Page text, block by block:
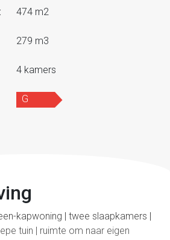
474 m2
279 m3
4 kamers
G
kapwoning | twee slaapkamers |
tuin | ruimte om naar eigen